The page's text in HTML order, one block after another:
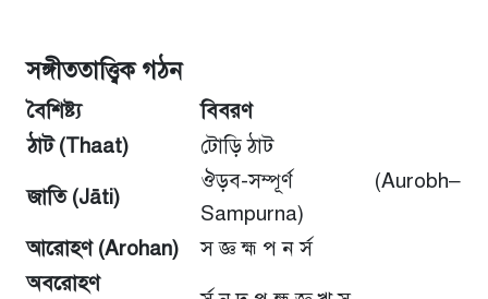
সঙ্গীততাত্ত্বিক গঠন
বৈশিষ্ট্য
বিবরণ
ঠাট (Thaat)
টোড়ি ঠাট
জাতি (Jāti)
ঔড়ব-সম্পূর্ণ (Aurobh–
Sampurna)
আরোহণ (Arohan)
স জ্ঞ হ্ম প ন র্স
অবরোহণ